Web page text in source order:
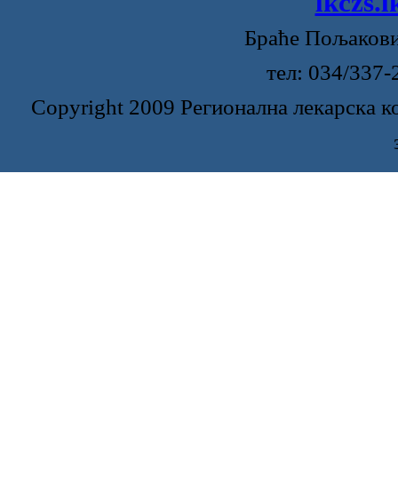
Браће
тел: 034/
Copyright 2009 Регионална лекарска